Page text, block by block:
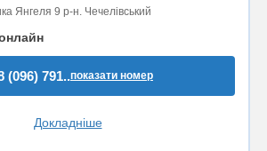
Янгеля 9 р-н. Чечелівський
(096) 791..показати номер
Докладніше